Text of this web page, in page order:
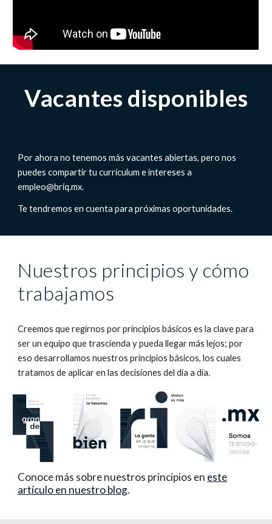
Vacantes disponibles
Por ahora no tenemos más vacantes abiertas, pero nos
puedes compartir tu currículum e intereses a
empleo@briq.mx.
Te tendremos en cuenta para próximas oportunidades.
Nuestros principios y cómo
trabajamos
Creemos que regirnos por principios básicos es la clave para
ser un equipo que trascienda y pueda llegar más lejos; por
eso desarrollamos nuestros principios básicos, los cuales
tratamos de aplicar en las decisiones del día a día.
Conoce más sobre nuestros principios en este
artículo en nuestro blog.